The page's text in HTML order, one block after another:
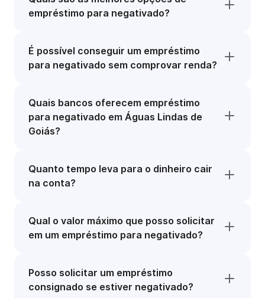
empréstimo para negativado?
É possível conseguir um empréstimo
para negativado sem comprovar renda?
Quais bancos oferecem empréstimo
para negativado em Águas Lindas de
Goiás?
Quanto tempo leva para o dinheiro cair
na conta?
Qual o valor máximo que posso solicitar
em um empréstimo para negativado?
Posso solicitar um empréstimo
consignado se estiver negativado?